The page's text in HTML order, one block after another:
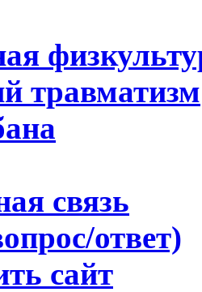
травматизм
связь
ответ)
сайт